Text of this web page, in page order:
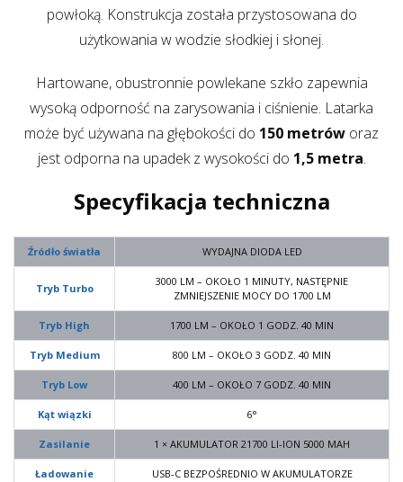
powłoką. Konstrukcja została przystosowana do
użytkowania w wodzie słodkiej i słonej.
Hartowane, obustronnie powlekane szkło zapewnia
wysoką odporność na zarysowania i ciśnienie. Latarka
może być używana na głębokości do 150 metrów oraz
jest odporna na upadek z wysokości do 1,5 metra.
Specyfikacja techniczna
Źródło światła WYDAJNA DIODA LED
Tryb Turbo
3000 LM – OKOŁO 1 MINUTY, NASTĘPNIE
ZMNIEJSZENIE MOCY DO 1700 LM
Tryb High 1700 LM – OKOŁO 1 GODZ. 40 MIN
Tryb Medium 800 LM – OKOŁO 3 GODZ. 40 MIN
Tryb Low 400 LM – OKOŁO 7 GODZ. 40 MIN
Kąt wiązki 6°
Zasilanie 1 × AKUMULATOR 21700 LI-ION 5000 MAH
Ładowanie USB-C BEZPOŚREDNIO W AKUMULATORZE